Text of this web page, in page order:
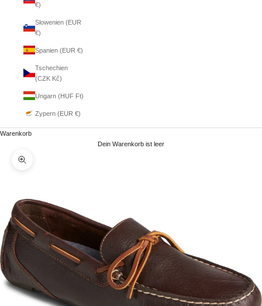
€)
Slowenien (EUR
€)
Spanien (EUR €)
Tschechien
(CZK Kč)
Ungarn (HUF Ft)
Zypern (EUR €)
Warenkorb
Dein Warenkorb ist leer
Bild vergrößern